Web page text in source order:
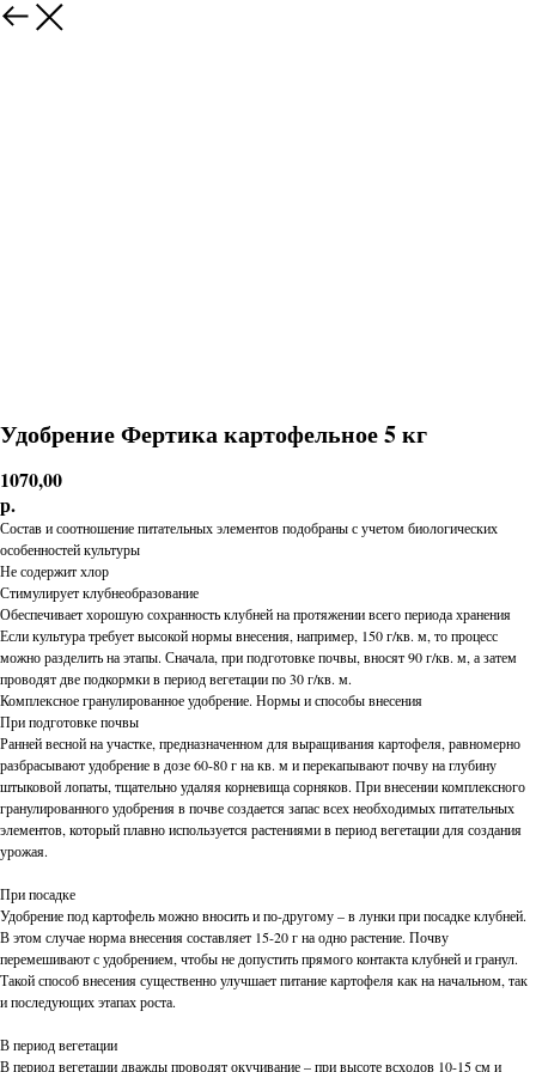
Удобрение Фертика картофельное 5 кг
1070,00
р.
Состав и соотношение питательных элементов подобраны с учетом биологических
особенностей культуры
Не содержит хлор
Стимулирует клубнеобразование
Обеспечивает хорошую сохранность клубней на протяжении всего периода хранения
Если культура требует высокой нормы внесения, например, 150 г/кв. м, то процесс
можно разделить на этапы. Сначала, при подготовке почвы, вносят 90 г/кв. м, а затем
проводят две подкормки в период вегетации по 30 г/кв. м.
Комплексное гранулированное удобрение. Нормы и способы внесения
При подготовке почвы
Ранней весной на участке, предназначенном для выращивания картофеля, равномерно
разбрасывают удобрение в дозе 60-80 г на кв. м и перекапывают почву на глубину
штыковой лопаты, тщательно удаляя корневища сорняков. При внесении комплексного
гранулированного удобрения в почве создается запас всех необходимых питательных
элементов, который плавно используется растениями в период вегетации для создания
урожая.
При посадке
Удобрение под картофель можно вносить и по-другому – в лунки при посадке клубней.
В этом случае норма внесения составляет 15-20 г на одно растение. Почву
перемешивают с удобрением, чтобы не допустить прямого контакта клубней и гранул.
Такой способ внесения существенно улучшает питание картофеля как на начальном, так
и последующих этапах роста.
В период вегетации
В период вегетации дважды проводят окучивание – при высоте всходов 10-15 см и